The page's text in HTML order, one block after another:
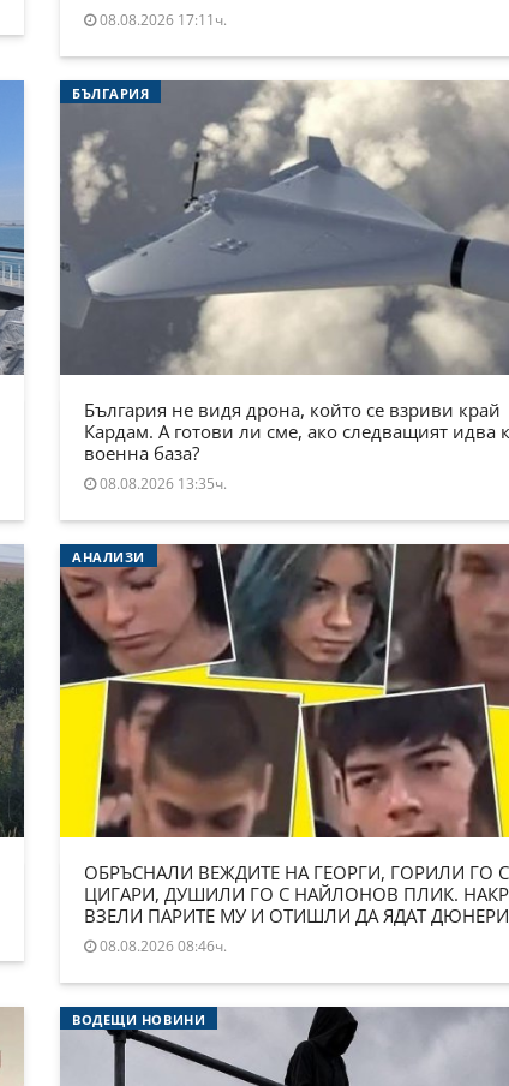
08.08.2026 17:11ч.
БЪЛГАРИЯ
България не видя дрона, който се взриви край
Кардам. А готови ли сме, ако следващият идва
военна база?
08.08.2026 13:35ч.
АНАЛИЗИ
ОБРЪСНАЛИ ВЕЖДИТЕ НА ГЕОРГИ, ГОРИЛИ ГО С
ЦИГАРИ, ДУШИЛИ ГО С НАЙЛОНОВ ПЛИК.
ВЗЕЛИ ПАРИТЕ МУ И ОТИШЛИ ДА ЯДАТ ДЮНЕРИ
08.08.2026 08:46ч.
ВОДЕЩИ НОВИНИ